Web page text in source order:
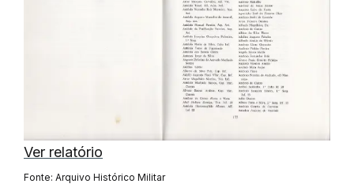
Ver relatório
Fonte: Arquivo Histórico Militar